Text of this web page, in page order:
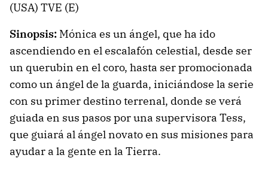
(USA) TVE (E)
Sinopsis: Mónica es un ángel, que ha ido
ascendiendo en el escalafón celestial, desde ser
un querubin en el coro, hasta ser promocionada
como un ángel de la guarda, iniciándose la serie
con su primer destino terrenal, donde se verá
guiada en sus pasos por una supervisora Tess,
que guiará al ángel novato en sus misiones para
ayudar a la gente en la Tierra.